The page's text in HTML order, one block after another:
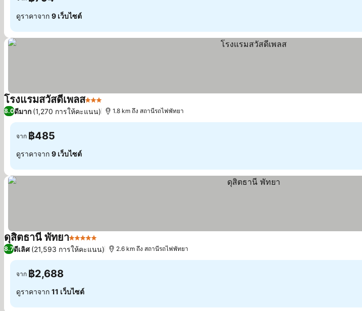
ดูราคาจาก 9 เว็บไซต์
โรงแรมสวัสดีเพลส3 ดาว
8.0ดีมาก (1,270 การให้คะแนน) 1.8 km ถึง สถานีรถไฟพัทยา
จาก ฿485
ดูราคาจาก 9 เว็บไซต์
ดุสิตธานี พัทยา5 ดาว
8.7ดีเลิศ (21,593 การให้คะแนน) 2.6 km ถึง สถานีรถไฟพัทยา
จาก ฿2,688
ดูราคาจาก 11 เว็บไซต์